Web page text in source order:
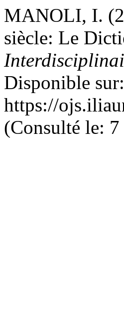
MANOLI, I.
siècle: Le
Disponible sur:
https://
(Consulté le: